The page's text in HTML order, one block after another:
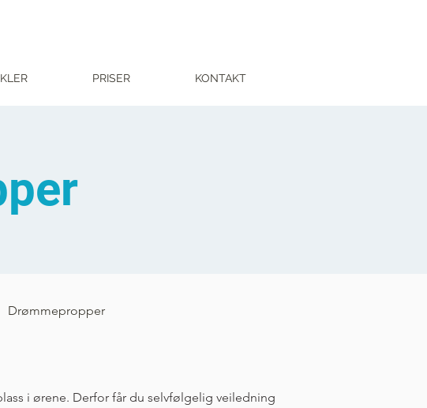
PRISER KONTAKT
Drømmepropper
i ørene. Derfor får du selvfølgelig veiledning